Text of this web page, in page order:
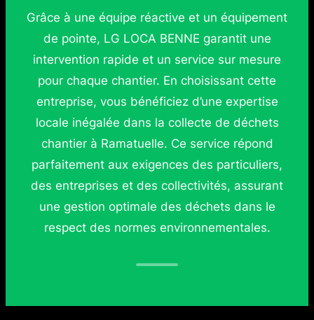
Grâce à une équipe réactive et un équipement
de pointe, LG LOCA BENNE garantit une
intervention rapide et un service sur mesure
pour chaque chantier. En choisissant cette
entreprise, vous bénéficiez d’une expertise
locale inégalée dans la collecte de déchets
chantier à Ramatuelle. Ce service répond
parfaitement aux exigences des particuliers,
des entreprises et des collectivités, assurant
une gestion optimale des déchets dans le
respect des normes environnementales.